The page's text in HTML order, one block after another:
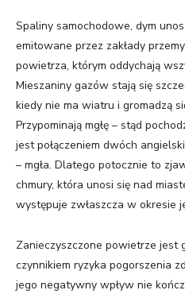
Spaliny samochodowe, dym
emitowane przez zakłady
powietrza, którym oddychają
Mieszaniny gazów stają się
kiedy nie ma wiatru i gromadzą
Przypominają mgłę – stąd
jest połączeniem dwóch
– mgła. Dlatego potocznie to
chmury, która unosi się nad
występuje zwłaszcza w okresie
Zanieczyszczone powietrze jest
czynnikiem ryzyka pogorszenia
jego negatywny wpływ nie